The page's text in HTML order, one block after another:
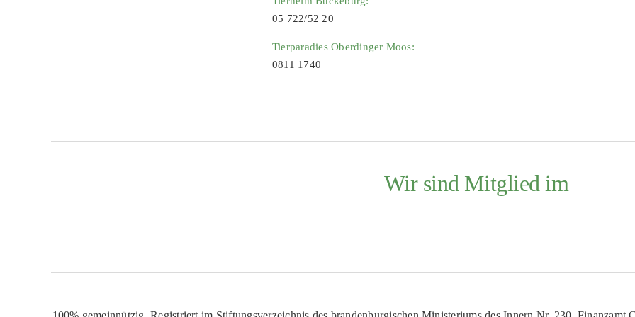
05 722/52 20
Tierparadies Oberdinger Moos:
0811 1740
Wir sind Mitglied im